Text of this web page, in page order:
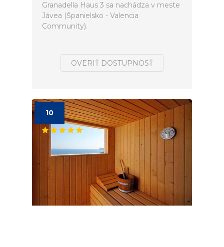
Granadella Haus 3 sa nachádza v meste
Jávea (Španielsko - Valencia
Community).
OVERIŤ DOSTUPNOSŤ
10